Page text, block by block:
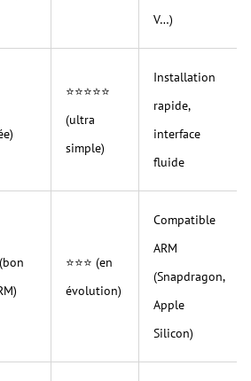
V…)
⭐⭐⭐⭐⭐
(ultra
simple)
Installation
rapide,
interface
fluide
(bon
⭐⭐⭐ (en
évolution)
Compatible
ARM
(Snapdragon,
Apple
Silicon)